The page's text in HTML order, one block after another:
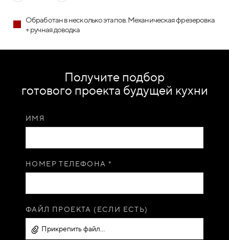
Подробнее
Обработан в несколько этапов. Механическая фрезеровка
+ ручная доводка
Получите подбор
готового проекта будущей кухни
ИМЯ
НОМЕР ТЕЛЕФОНА *
ФАЙЛ ПРОЕКТА (ЕСЛИ ЕСТЬ)
Прикрепить файл...